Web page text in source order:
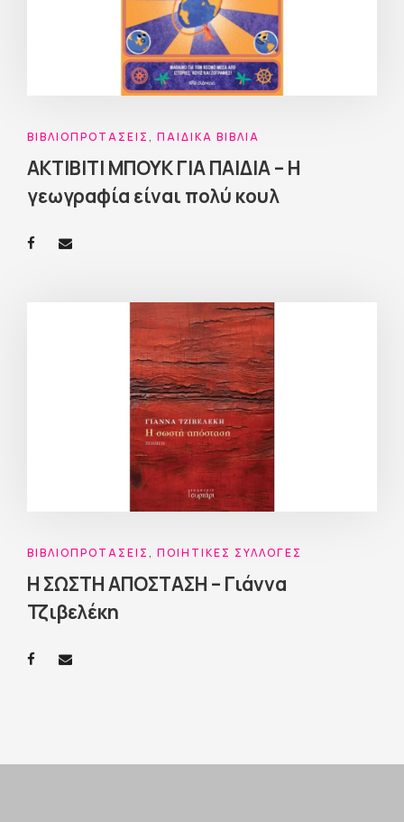
ΒΙΒΛΙΟΠΡΟΤΆΣΕΙΣ, ΠΑΙΔΙΚΆ ΒΙΒΛΊΑ
ΑΚΤΙΒΙΤΙ ΜΠΟΥΚ ΓΙΑ ΠΑΙΔΙΑ – Η
γεωγραφία είναι πολύ κουλ
ΒΙΒΛΙΟΠΡΟΤΆΣΕΙΣ, ΠΟΙΗΤΙΚΈΣ ΣΥΛΛΟΓΈΣ
Η ΣΩΣΤΗ ΑΠΟΣΤΑΣΗ – Γιάννα
Τζιβελέκη